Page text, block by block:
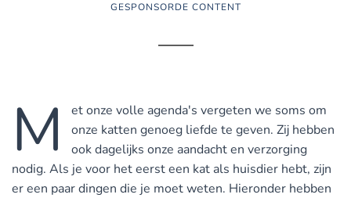
GESPONSORDE CONTENT
M
et onze volle agenda's vergeten we soms om
onze katten genoeg liefde te geven. Zij hebben
ook dagelijks onze aandacht en verzorging
nodig. Als je voor het eerst een kat als huisdier hebt, zijn
er een paar dingen die je moet weten. Hieronder hebben